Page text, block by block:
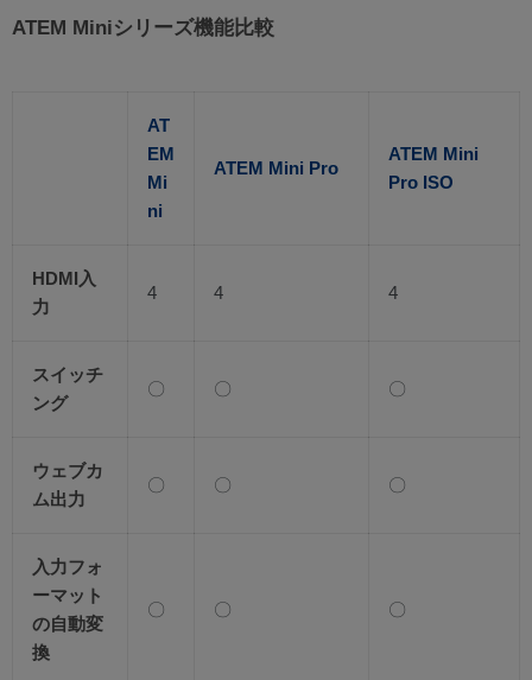
ATEM Miniシリーズ機能比較
AT
EM
Mi
ni
ATEM Mini Pro
ATEM Mini
Pro ISO
HDMI入
力
4 4 4
スイッチ
ング
〇 〇 〇
ウェブカ
ム出力
〇 〇 〇
入力フォ
ーマット
の自動変
換
〇 〇 〇